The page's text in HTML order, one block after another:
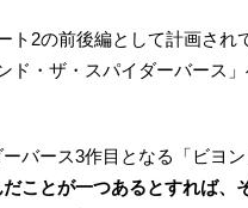
ト2の前後編として計画さ
ド・ザ・スパイダーバース
バース3作目となる「ビヨ
だことが一つあるとすれば